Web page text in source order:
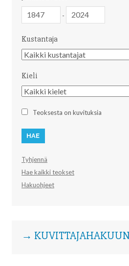
-
Kustantaja
Kustantaja
Kieli
Kieli
Teoksesta on kuvituksia
Tyhjennä
Hae kaikki teokset
Hakuohjeet
→ KUVITTAJAHAKUUN